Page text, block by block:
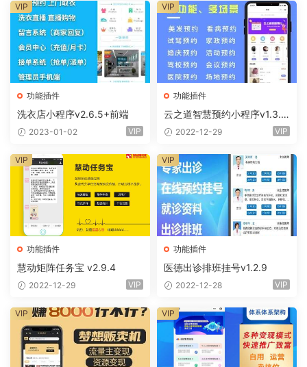
功能插件
洗衣店小程序v2.6.5+前端
2023-01-02 VIP
VIP
功能插件
云之道智慧预约小程序v1.3.0
+前端2022-12-29 VIP
VIP
功能插件
慧动矩阵任务宝 v2.9.4
2022-12-29 VIP
VIP
功能插件
医德出诊排班挂号v1.2.9
2022-12-28 VIP
VIP
VIP VIP